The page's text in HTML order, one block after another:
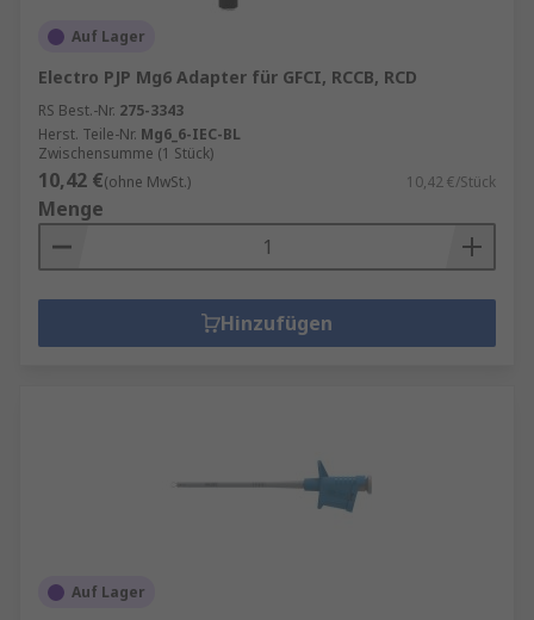
Auf Lager
Electro PJP Mg6 Adapter für GFCI, RCCB, RCD
RS Best.-Nr. 275-3343
Herst. Teile-Nr. Mg6_6-IEC-BL
Zwischensumme (1 Stück)
10,42 €(ohne MwSt.) 10,42 €/Stück
Menge
Hinzufügen
Auf Lager